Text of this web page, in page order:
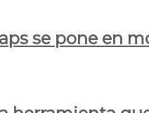
se pone en